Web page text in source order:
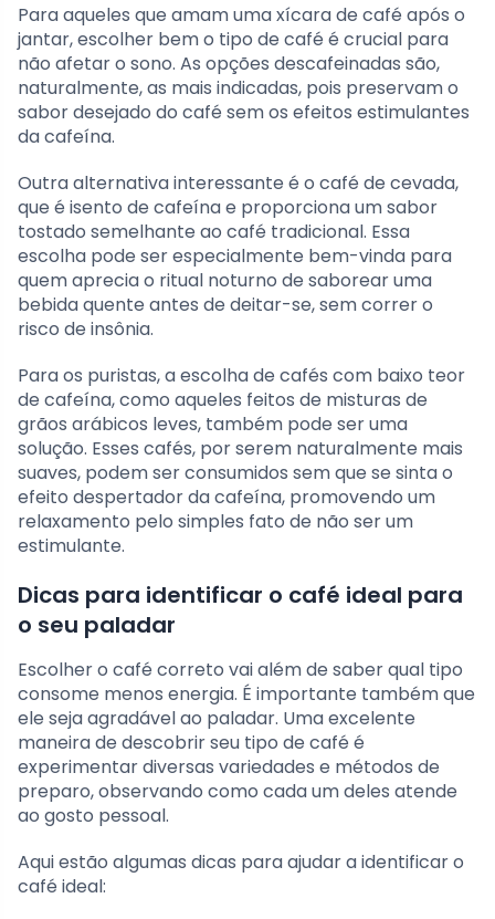
Para aqueles que amam uma xícara de café após o
jantar, escolher bem o tipo de café é crucial para
não afetar o sono. As opções descafeinadas são,
naturalmente, as mais indicadas, pois preservam o
sabor desejado do café sem os efeitos estimulantes
da cafeína.
Outra alternativa interessante é o café de cevada,
que é isento de cafeína e proporciona um sabor
tostado semelhante ao café tradicional. Essa
escolha pode ser especialmente bem-vinda para
quem aprecia o ritual noturno de saborear uma
bebida quente antes de deitar-se, sem correr o
risco de insônia.
Para os puristas, a escolha de cafés com baixo teor
de cafeína, como aqueles feitos de misturas de
grãos arábicos leves, também pode ser uma
solução. Esses cafés, por serem naturalmente mais
suaves, podem ser consumidos sem que se sinta o
efeito despertador da cafeína, promovendo um
relaxamento pelo simples fato de não ser um
estimulante.
Dicas para identificar o café ideal para
o seu paladar
Escolher o café correto vai além de saber qual tipo
consome menos energia. É importante também que
ele seja agradável ao paladar. Uma excelente
maneira de descobrir seu tipo de café é
experimentar diversas variedades e métodos de
preparo, observando como cada um deles atende
ao gosto pessoal.
Aqui estão algumas dicas para ajudar a identificar o
café ideal: